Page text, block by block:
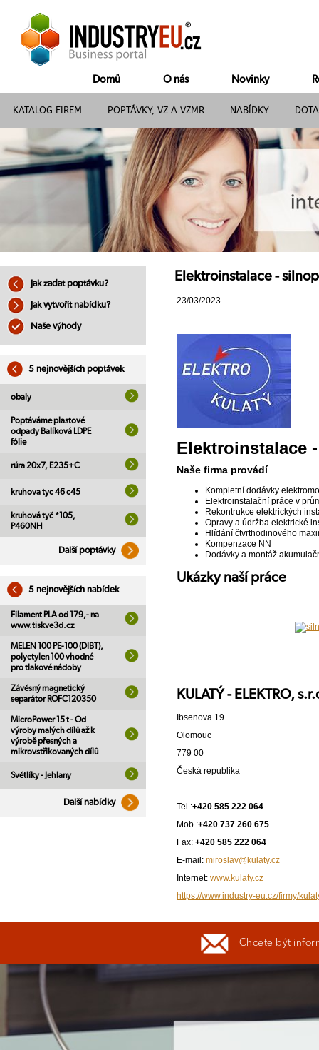
Domů O nás Novinky
KATALOG FIREM POPTÁVKY, VZ A VZMR NABÍDKY
Jak zadat poptávku?
Jak vytvořit nabídku?
Naše výhody
5 nejnovějších poptávek
obaly
Poptáváme plastové
odpady Balíková LDPE
fólie
rúra 20x7, E235+C
kruhova tyc 46 c45
kruhová tyč *105,
P460NH
Další poptávky
5 nejnovějších nabídek
Filament PLA od 179,- na
www.tiskve3d.cz
MELEN 100 PE-100 (DIBT),
polyetylen 100 vhodné
pro tlakové nádoby
Závěsný magnetický
separátor ROFC120350
MicroPower 15 t - Od
výroby malých dílů až k
výrobě přesných a
mikrovstřikovaných dílů
Světlíky - Jehlany
Další nabídky
Elektroinstalace -
23/03/2023
Elektroinstalace
Naše firma provádí
Kompletní dodávky
Elektroinstalační práce v
Rekontrukce elektrických
Opravy a údržba elektrické
Hlídání čtvrthodinového
Kompenzace NN
Dodávky a montáž
Ukázky naší práce
KULATÝ - ELEKTRO,
Ibsenova 19
Olomouc
779 00
Česká republika
Tel.:+420 585 222 064
Mob.:+420 737 260 675
Fax: +420 585 222 064
E-mail: miroslav@kulaty.cz
Internet: www.kulaty.cz
https://www.industry-eu.cz/firmy/
Chcete být